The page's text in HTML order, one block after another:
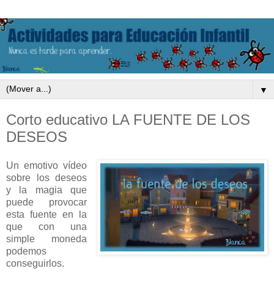
▼
Corto educativo LA FUENTE DE LOS
DESEOS
Un emotivo vídeo
sobre los deseos
y la magia que
puede provocar
esta fuente en la
que con una
simple moneda
podemos
conseguirlos.